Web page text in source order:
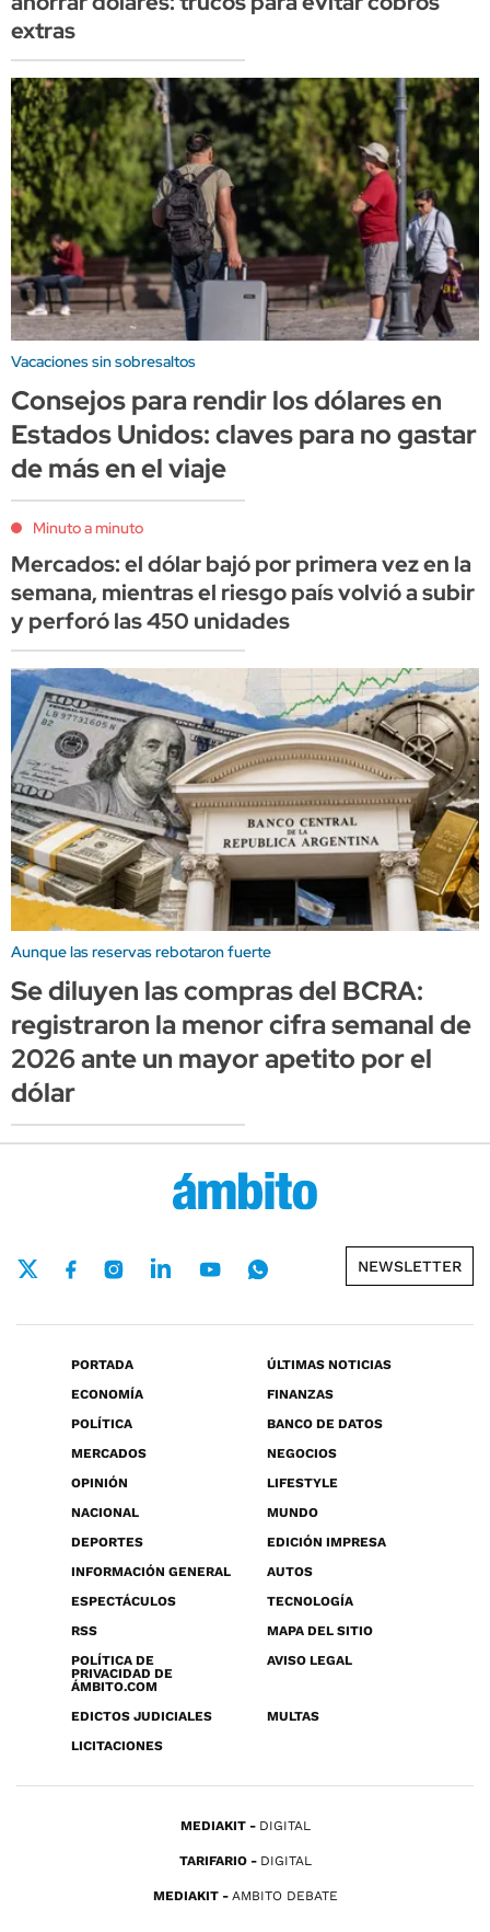
extras
Vacaciones sin sobresaltos
Consejos para rendir los dólares en
Estados Unidos: claves para no gastar
de más en el viaje
Minuto a minuto
Mercados: el dólar bajó por primera vez en la
semana, mientras el riesgo país volvió a subir
y perforó las 450 unidades
Aunque las reservas rebotaron fuerte
Se diluyen las compras del BCRA:
registraron la menor cifra semanal de
2026 ante un mayor apetito por el
dólar
NEWSLETTER
PORTADA
ÚLTIMAS NOTICIAS
ECONOMÍA
FINANZAS
POLÍTICA
BANCO DE DATOS
MERCADOS
NEGOCIOS
OPINIÓN
LIFESTYLE
NACIONAL
MUNDO
DEPORTES
EDICIÓN IMPRESA
INFORMACIÓN GENERAL
AUTOS
ESPECTÁCULOS
TECNOLOGÍA
RSS
MAPA DEL SITIO
POLÍTICA DE
PRIVACIDAD DE
ÁMBITO.COM
AVISO LEGAL
EDICTOS JUDICIALES
MULTAS
LICITACIONES
MEDIAKIT DIGITAL
TARIFARIO DIGITAL
MEDIAKIT AMBITO DEBATE